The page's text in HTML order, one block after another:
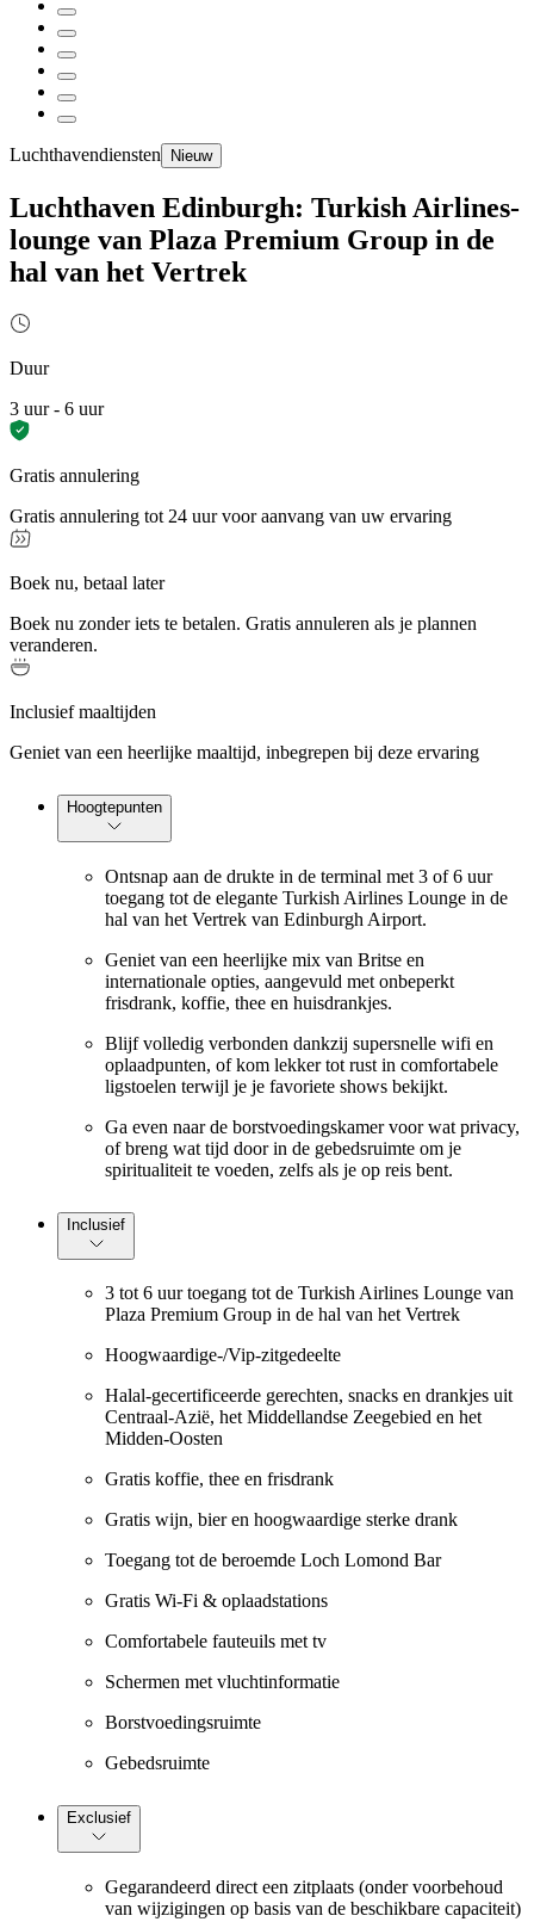
Luchthavendiensten Nieuw
Luchthaven Edinburgh: Turkish Airlines-
lounge van Plaza Premium Group in de
hal van het Vertrek
Duur
3 uur - 6 uur
Gratis annulering
Gratis annulering tot 24 uur voor aanvang van uw ervaring
Boek nu, betaal later
Boek nu zonder iets te betalen. Gratis annuleren als je plannen
veranderen.
Inclusief maaltijden
Geniet van een heerlijke maaltijd, inbegrepen bij deze ervaring
Hoogtepunten
Ontsnap aan de drukte in de terminal met 3 of 6 uur
toegang tot de elegante Turkish Airlines Lounge in de
hal van het Vertrek van Edinburgh Airport.
Geniet van een heerlijke mix van Britse en
internationale opties, aangevuld met onbeperkt
frisdrank, koffie, thee en huisdrankjes.
Blijf volledig verbonden dankzij supersnelle wifi en
oplaadpunten, of kom lekker tot rust in comfortabele
ligstoelen terwijl je je favoriete shows bekijkt.
Ga even naar de borstvoedingskamer voor wat privacy,
of breng wat tijd door in de gebedsruimte om je
spiritualiteit te voeden, zelfs als je op reis bent.
Inclusief
3 tot 6 uur toegang tot de Turkish Airlines Lounge van
Plaza Premium Group in de hal van het Vertrek
Hoogwaardige-/Vip-zitgedeelte
Halal-gecertificeerde gerechten, snacks en drankjes uit
Centraal-Azië, het Middellandse Zeegebied en het
Midden-Oosten
Gratis koffie, thee en frisdrank
Gratis wijn, bier en hoogwaardige sterke drank
Toegang tot de beroemde Loch Lomond Bar
Gratis Wi-Fi & oplaadstations
Comfortabele fauteuils met tv
Schermen met vluchtinformatie
Borstvoedingsruimte
Gebedsruimte
Exclusief
Gegarandeerd direct een zitplaats (onder voorbehoud
van wijzigingen op basis van de beschikbare capaciteit)